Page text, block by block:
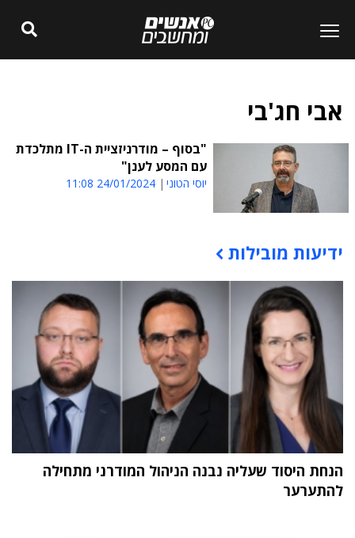
אבי חג'בי
"בסוף – מודרניזציית ה-IT מתלכדת
עם המסע לענן"
יוסי הטוני 24/01/2024 11:08
תוכן פרסומי
ידיעות מובילות
הנחת היסוד שעליה נבנה הניהול המודרני מתחילה
להתערער